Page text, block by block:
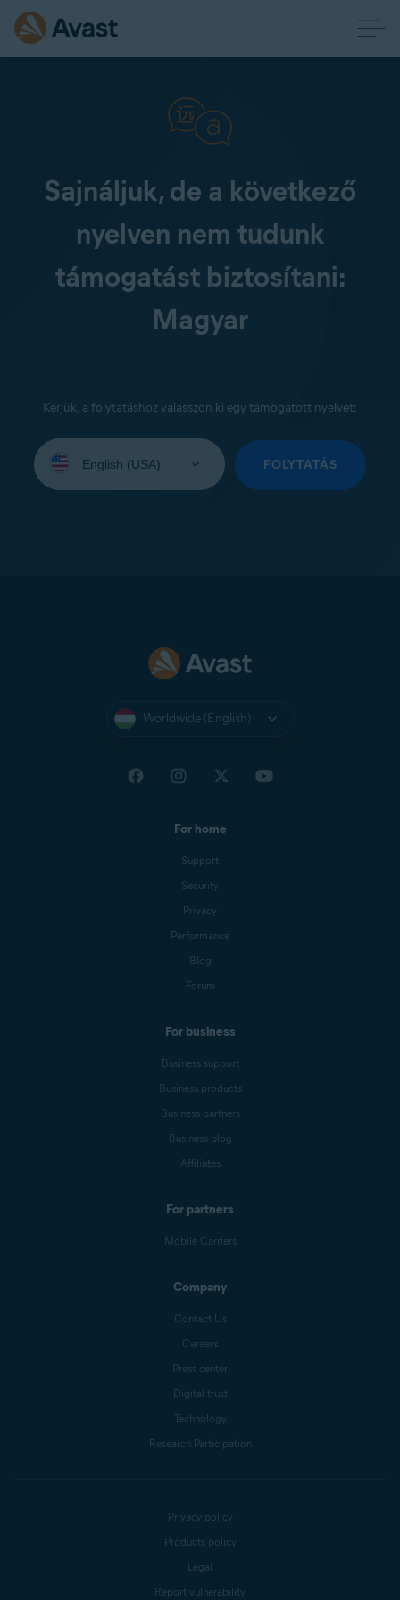
Sajnáljuk, de a következő
nyelven nem tudunk
támogatást biztosítani:
Magyar
Kérjük, a folytatáshoz válasszon ki egy támogatott nyelvet:
your
FOLYTATÁS
Worldwide (English)
For home
Support
Security
Privacy
Performance
Blog
Forum
For business
Business support
Business products
Business partners
Business blog
Affiliates
For partners
Mobile Carriers
Company
Contact Us
Careers
Press center
Digital trust
Technology
Research Participation
Privacy policy
Products policy
Legal
Report vulnerability